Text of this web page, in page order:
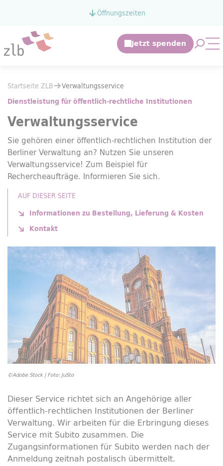
Zum Hauptinhalt springenÖffnungszeiten
Verwaltungsservice
Sie befinden sich hier:
Startseite ZLB Verwaltungsservice
Dienstleistung für öffentlich-rechtliche Institutionen
Verwaltungsservice
Sie gehören einer öffentlich-rechtlichen Institution der
Berliner Verwaltung an? Nutzen Sie unseren
Verwaltungsservice! Zum Beispiel für
Rechercheaufträge. Informieren Sie sich.
AUF DIESER SEITE
Informationen zu Bestellung, Lieferung & Kosten
Kontakt
©Adobe Stock | Foto: JuSto
Dieser Service richtet sich an Angehörige aller
öffentlich-rechtlichen Institutionen der Berliner
Verwaltung. Wir arbeiten für die Erbringung dieses
Service mit Subito zusammen. Die
Zugangsinformationen für Subito werden nach der
Anmeldung zeitnah postalisch übermittelt.